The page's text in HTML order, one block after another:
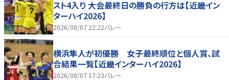
スト4入り 大会最終日の勝負の行方は【近畿イン
ターハイ2026】
2026/08/07 22:22バレー
横浜隼人が初優勝 女子最終順位と個人賞、試
合結果一覧【近畿インターハイ2026】
2026/08/07 17:23バレー